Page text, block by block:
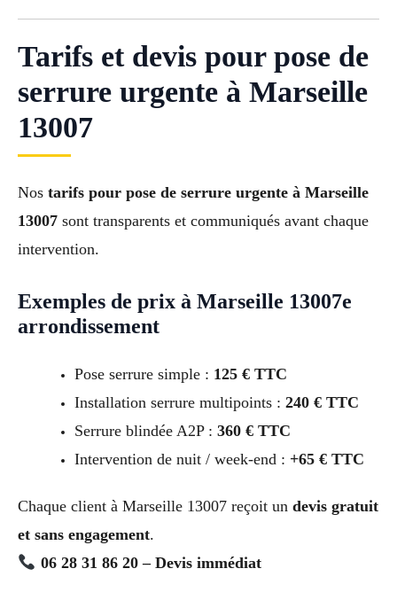
Tarifs et devis pour pose de
serrure urgente à Marseille
13007
Nos tarifs pour pose de serrure urgente à Marseille
13007 sont transparents et communiqués avant chaque
intervention.
Exemples de prix à Marseille 13007e
arrondissement
Pose serrure simple : 125 € TTC
Installation serrure multipoints : 240 € TTC
Serrure blindée A2P : 360 € TTC
Intervention de nuit / week-end : +65 € TTC
Chaque client à Marseille 13007 reçoit un devis gratuit
et sans engagement.
06 28 31 86 20 – Devis immédiat